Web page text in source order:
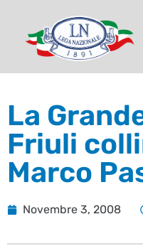
La
Friuli
Marco
Novembre 3, 2008